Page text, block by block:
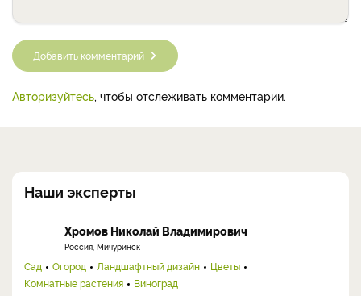
Добавить комментарий
Авторизуйтесь , чтобы отслеживать комментарии.
Наши эксперты
Хромов Николай Владимирович
Россия, Мичуринск
Сад Огород Ландшафтный дизайн
Цветы
Комнатные растения
Виноград